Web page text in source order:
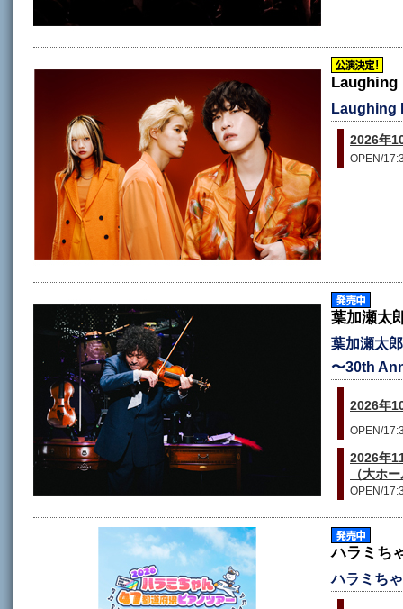
Laughing
Laughing
2026年
OPEN/
葉加瀬太
葉加瀬太
〜30th
2026年
OPEN/
2026年
（大ホ
OPEN/
ハラミち
ハラミち